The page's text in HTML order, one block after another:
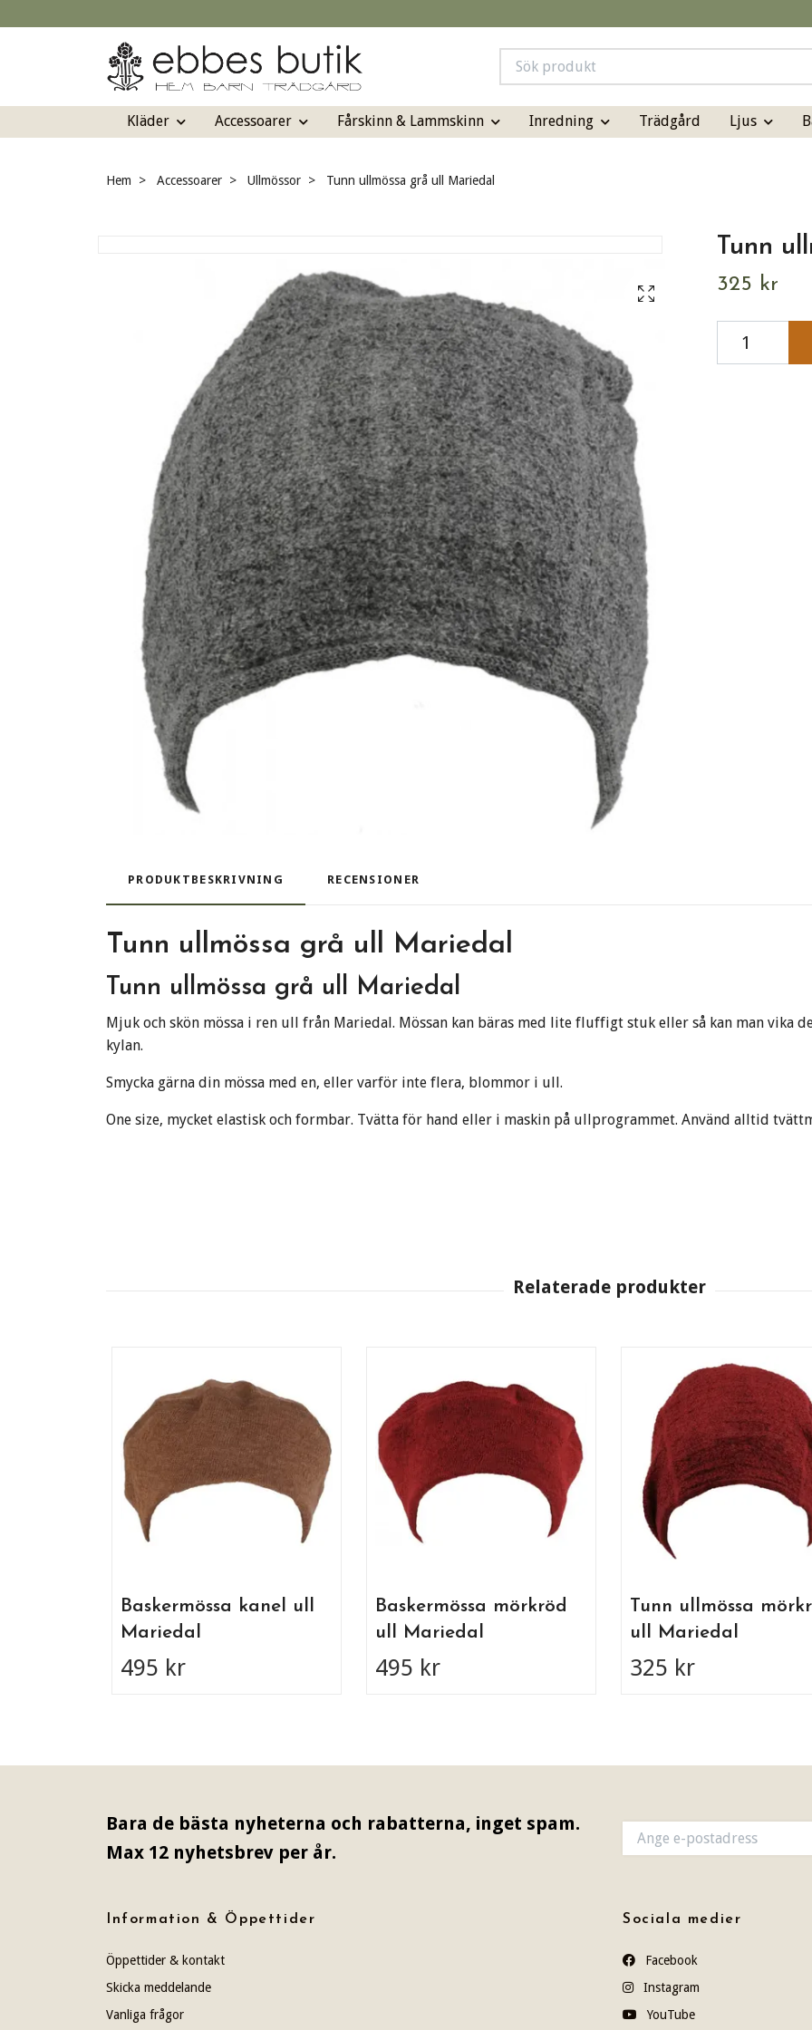
Kläder Accessoarer Fårskinn & Lammskinn Inredning Trädgård Ljus
Hem Accessoarer Ullmössor Tunn ullmössa grå ull Mariedal
Tunn
325 kr
PRODUKTBESKRIVNING RECENSIONER
Tunn ullmössa grå ull Mariedal
Tunn ullmössa grå ull Mariedal
Mjuk och skön mössa i ren ull från Mariedal. Mössan kan bäras med lite fluffigt stuk eller så kan man vika
kylan.
Smycka gärna din mössa med en, eller varför inte flera, blommor i ull.
One size, mycket elastisk och formbar. Tvätta för hand eller i maskin på ullprogrammet. Använd alltid
Baskermössa kanel ull
Mariedal
495 kr
Baskermössa mörkröd
ull Mariedal
495 kr
Tunn ullmössa
ull Mariedal
325 kr
Bara de bästa nyheterna och rabatterna, inget spam.
Max 12 nyhetsbrev per år.
Information & Öppettider
Öppettider & kontakt
Skicka meddelande
Vanliga frågor
Sociala medier
Facebook
Instagram
YouTube